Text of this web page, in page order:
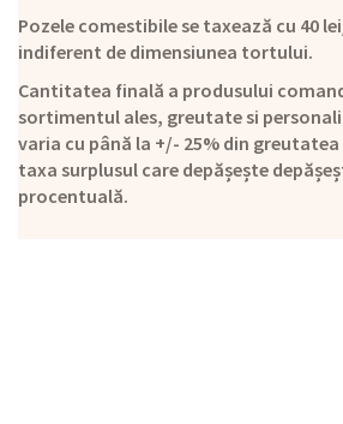
Pozele comestibile se taxează cu 40
indiferent de dimensiunea tortului.
Cantitatea finală a produsului
sortimentul ales, greutate si
varia cu până la +/- 25% din
taxa surplusul care depășește
procentuală.